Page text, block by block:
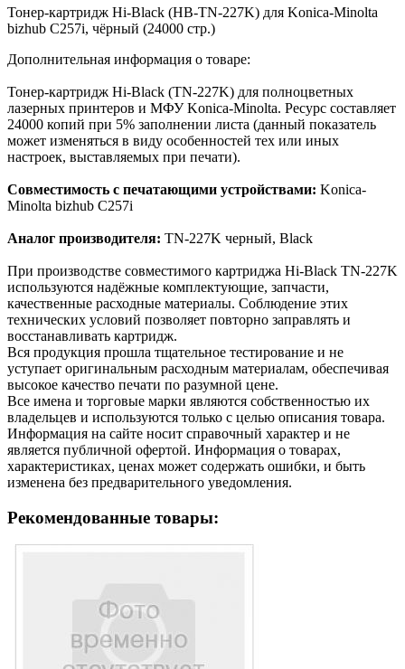
Тонер-картридж Hi-Black (HB-TN-227K) для Konica-Minolta
bizhub C257i, чёрный (24000 стр.)
Дополнительная информация о товаре:
Тонер-картридж Hi-Black (TN-227K) для полноцветных
лазерных принтеров и МФУ Konica-Minolta. Ресурс составляет
24000 копий при 5% заполнении листа (данный показатель
может изменяться в виду особенностей тех или иных
настроек, выставляемых при печати).
Совместимость с печатающими устройствами: Konica-
Minolta bizhub C257i
Аналог производителя: TN-227K черный, Black
При производстве совместимого картриджа Hi-Black TN-227K
используются надёжные комплектующие, запчасти,
качественные расходные материалы. Соблюдение этих
технических условий позволяет повторно заправлять и
восстанавливать картридж.
Вся продукция прошла тщательное тестирование и не
уступает оригинальным расходным материалам, обеспечивая
высокое качество печати по разумной цене.
Все имена и торговые марки являются собственностью их
владельцев и используются только с целью описания товара.
Информация на сайте носит справочный характер и не
является публичной офертой. Информация о товарах,
характеристиках, ценах может содержать ошибки, и быть
изменена без предварительного уведомления.
Рекомендованные товары: